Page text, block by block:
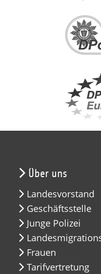
Über uns
Landesvorstand
Geschäftsstelle
Junge Polizei
Frauen
Tarifvertretung